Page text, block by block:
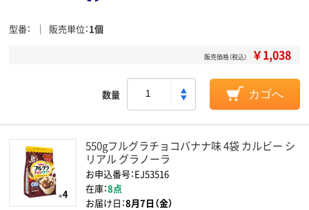
型番 販売単位 1個
販売価格（税込） ￥1,038
数量 カゴへ
550gフルグラチョコバナナ味 4袋 カルビー シ
リアル グラノーラ
お申込番号：EJ53516
在庫：8点
お届け日：8月7日（金）